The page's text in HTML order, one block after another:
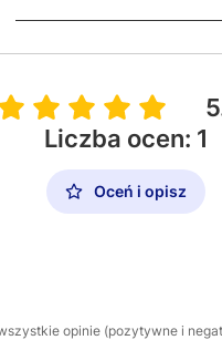
Liczba ocen: 1
Oceń i opisz
opinie (pozytywne i